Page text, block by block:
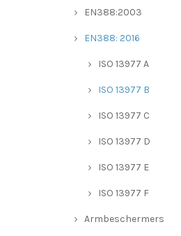
EN388:2003
EN388: 2016
ISO 13977 A
ISO 13977 B
ISO 13977 C
ISO 13977 D
ISO 13977 E
ISO 13977 F
Armbeschermers